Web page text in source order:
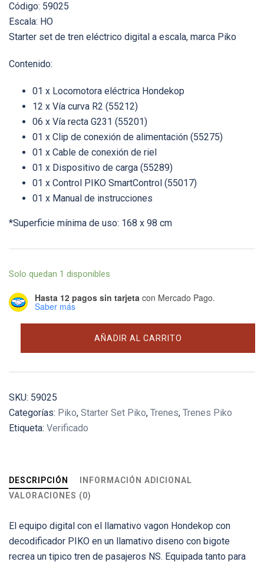
Código: 59025
Escala: HO
Starter set de tren eléctrico digital a escala, marca Piko
Contenido:
01 x Locomotora eléctrica Hondekop
12 x Vía curva R2 (55212)
06 x Vía recta G231 (55201)
01 x Clip de conexión de alimentación (55275)
01 x Cable de conexión de riel
01 x Dispositivo de carga (55289)
01 x Control PIKO SmartControl (55017)
01 x Manual de instrucciones
*Superficie mínima de uso: 168 x 98 cm
Solo quedan 1 disponibles
Hasta 12 pagos sin tarjeta con Mercado Pago.
Saber más
-
Hondekop
cantidad
AÑADIR AL CARRITO
SKU: 59025
Categorías: Piko, Starter Set Piko, Trenes, Trenes Piko
Etiqueta: Verificado
DESCRIPCIÓN
INFORMACIÓN ADICIONAL
VALORACIONES (0)
El equipo digital con el llamativo vagon Hondekop con
decodificador PIKO en un llamativo diseno con bigote
recrea un tipico tren de pasajeros NS. Equipada tanto para